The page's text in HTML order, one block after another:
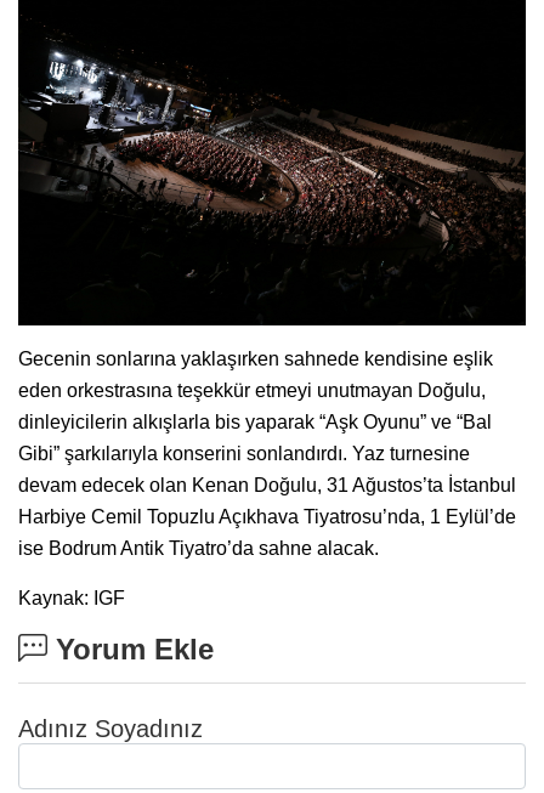
Gecenin sonlarına yaklaşırken sahnede kendisine eşlik
eden orkestrasına teşekkür etmeyi unutmayan Doğulu,
dinleyicilerin alkışlarla bis yaparak “Aşk Oyunu” ve “Bal
Gibi” şarkılarıyla konserini sonlandırdı. Yaz turnesine
devam edecek olan Kenan Doğulu, 31 Ağustos’ta İstanbul
Harbiye Cemil Topuzlu Açıkhava Tiyatrosu’nda, 1 Eylül’de
ise Bodrum Antik Tiyatro’da sahne alacak.
Kaynak: IGF
Yorum Ekle
Adınız Soyadınız